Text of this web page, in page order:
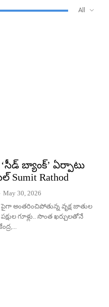
All
బ్యాంక్’ ఏర్పాటు
Rathod
May 30, 2026
పైగా అంతరించిపోతున్న వృక్ష జాతుల
గూళ్లు.. సొంత ఖర్చులతోనే